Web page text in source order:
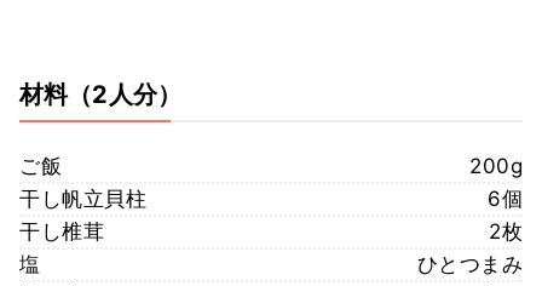
材料（2人分）
ご飯
200g
干し帆立貝柱
6個
干し椎茸
2枚
塩
ひとつまみ